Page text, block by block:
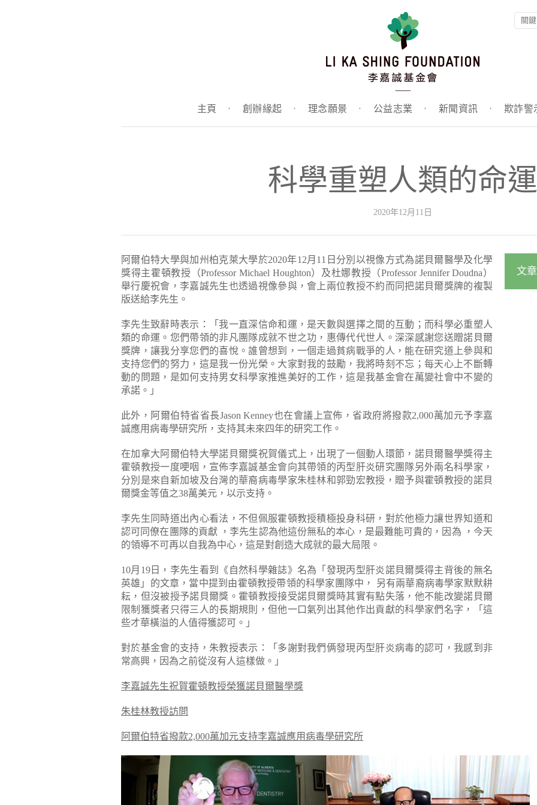
主頁 · 創辦緣起 · 理念願景 · 公益志業 · 新聞資訊 · 欺詐警
科學重塑人類的命運
2020年12月11日
阿爾伯特大學與加州柏克萊大學於2020年12月11日分別以視像方式為諾貝爾醫學及化學
獎得主霍頓教授（Professor Michael Houghton）及杜娜教授（Professor Jennifer Doudna）
舉行慶祝會，李嘉誠先生也透過視像參與，會上兩位教授不約而同把諾貝爾獎牌的複製
版送給李先生。
李先生致辭時表示：「我一直深信命和運，是天數與選擇之間的互動；而科學必重塑人
類的命運。您們帶領的非凡團隊成就不世之功，惠傳代代世人。深深感謝您送贈諾貝爾
獎牌，讓我分享您們的喜悅。誰曾想到，一個走過貧病戰爭的人，能在研究道上參與和
支持您們的努力，這是我一份光榮。大家對我的鼓勵，我將時刻不忘；每天心上不斷轉
動的問題，是如何支持男女科學家推進美好的工作，這是我基金會在萬變社會中不變的
承諾。」
此外，阿爾伯特省省長Jason Kenney也在會議上宣佈，省政府將撥款2,000萬加元予李嘉
誠應用病毒學研究所，支持其未來四年的研究工作。
在加拿大阿爾伯特大學諾貝爾獎祝賀儀式上，出現了一個動人環節，諾貝爾醫學獎得主
霍頓教授一度哽咽，宣佈李嘉誠基金會向其帶領的丙型肝炎研究團隊另外兩名科學家，
分別是來自新加坡及台灣的華裔病毒學家朱桂林和郭勁宏教授，贈予與霍頓教授的諾貝
爾獎金等值之38萬美元，以示支持。
李先生同時道出內心看法，不但佩服霍頓教授積極投身科研，對於他極力讓世界知道和
認可同僚在團隊的貢獻 ，李先生認為他這份無私的本心，是最難能可貴的，因為 ，今天
的領導不可再以自我為中心，這是對創造大成就的最大局限。
10月19日，李先生看到《自然科學雜誌》名為「發現丙型肝炎諾貝爾獎得主背後的無名
英雄」的文章，當中提到由霍頓教授帶領的科學家團隊中， 另有兩華裔病毒學家默默耕
耘，但沒被授予諾貝爾獎。霍頓教授接受諾貝爾獎時其實有點失落，他不能改變諾貝爾
限制獲獎者只得三人的長期規則，但他一口氣列出其他作出貢獻的科學家們名字，「這
些才華橫溢的人值得獲認可。」
對於基金會的支持，朱教授表示：「多謝對我們俩發現丙型肝炎病毒的認可，我感到非
常高興，因為之前從沒有人這樣做。」
李嘉誠先生祝賀霍頓教授榮獲諾貝爾醫學獎
朱桂林教授訪問
阿爾伯特省撥款2,000萬加元支持李嘉誠應用病毒學研究所
文